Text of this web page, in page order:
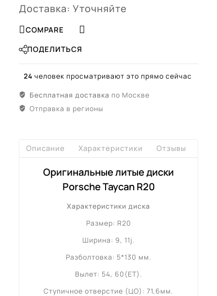
Доставка: Уточняйте
COMPARE
ПОДЕЛИТЬСЯ
24 человек просматривают это прямо сейчас
Бесплатная доставка по Москве
Отправка в регионы
Описание Характеристики Отзывы
Оригинальные литые диски
Porsche Taycan R20
Характеристики диска
Размер: R20
Ширина: 9, 11j.
Разболтовка: 5*130 мм.
Вылет: 54, 60(ET).
Ступичное отверстие (ЦО): 71,6мм.